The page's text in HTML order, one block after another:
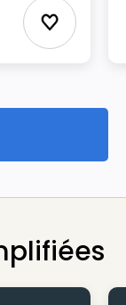
Ajouter